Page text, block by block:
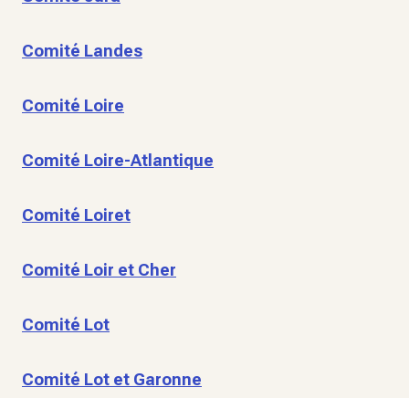
Comité Landes
Comité Loire
Comité Loire-Atlantique
Comité Loiret
Comité Loir et Cher
Comité Lot
Comité Lot et Garonne